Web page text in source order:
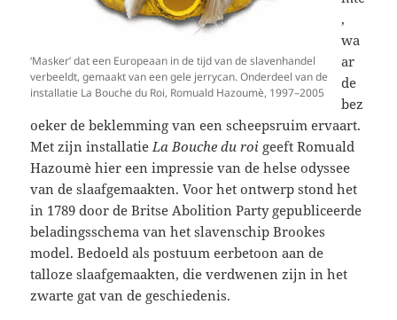
‘Masker’ dat een Europeaan in de tijd van de slavenhandel
verbeeldt, gemaakt van een gele jerrycan. Onderdeel van de
installatie La Bouche du Roi, Romuald Hazoumè, 1997–2005
,
wa
ar
de
bez
oeker de beklemming van een scheepsruim ervaart.
Met zijn installatie La Bouche du roi geeft Romuald
Hazoumè hier een impressie van de helse odyssee
van de slaafgemaakten. Voor het ontwerp stond het
in 1789 door de Britse Abolition Party gepubliceerde
beladingsschema van het slavenschip Brookes
model. Bedoeld als postuum eerbetoon aan de
talloze slaafgemaakten, die verdwenen zijn in het
zwarte gat van de geschiedenis.